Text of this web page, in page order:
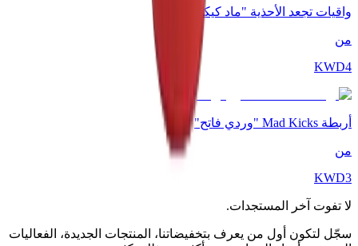
واقيات تجعد الأحذية "ماد كيكس"
من
KWD4
أربطة Mad Kicks "وردي فاتح"
من
KWD3
لا تفوت آخر المستجدات.
سجّل لتكون أول من يعرف بتخفيضاتنا، المنتجات الجديدة، الفعاليات